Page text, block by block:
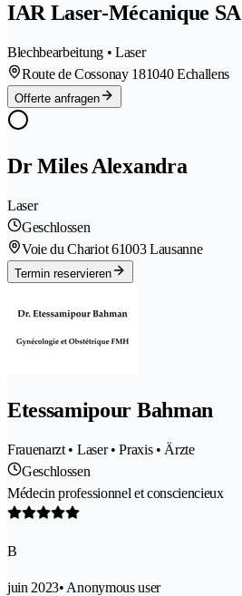
IAR Laser-Mécanique SA
Blechbearbeitung • Laser
Route de Cossonay 181040 Echallens
Offerte anfragen
Dr Miles Alexandra
Laser
Geschlossen
Voie du Chariot 61003 Lausanne
Termin reservieren
Etessamipour Bahman
Frauenarzt • Laser • Praxis • Ärzte
Geschlossen
Médecin professionnel et consciencieux
B
juin 2023• Anonymous user